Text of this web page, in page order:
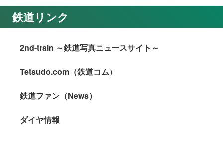
鉄道リンク
2nd-train ～鉄道写真ニュースサイト～
Tetsudo.com（鉄道コム）
鉄道ファン（News）
ダイヤ情報